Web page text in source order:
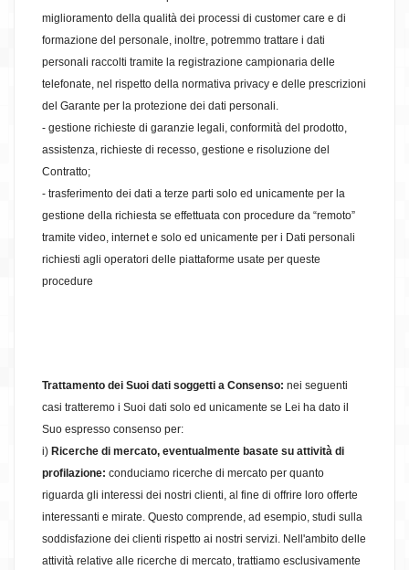
miglioramento della qualità dei processi di customer care e di
formazione del personale, inoltre, potremmo trattare i dati
personali raccolti tramite la registrazione campionaria delle
telefonate, nel rispetto della normativa privacy e delle prescrizioni
del Garante per la protezione dei dati personali.
- gestione richieste di garanzie legali, conformità del prodotto,
assistenza, richieste di recesso, gestione e risoluzione del
Contratto;
- trasferimento dei dati a terze parti solo ed unicamente per la
gestione della richiesta se effettuata con procedure da “remoto”
tramite video, internet e solo ed unicamente per i Dati personali
richiesti agli operatori delle piattaforme usate per queste
procedure
Trattamento dei Suoi dati soggetti a Consenso: nei seguenti
casi tratteremo i Suoi dati solo ed unicamente se Lei ha dato il
Suo espresso consenso per:
i) Ricerche di mercato, eventualmente basate su attività di
profilazione: conduciamo ricerche di mercato per quanto
riguarda gli interessi dei nostri clienti, al fine di offrire loro offerte
interessanti e mirate. Questo comprende, ad esempio, studi sulla
soddisfazione dei clienti rispetto ai nostri servizi. Nell'ambito delle
attività relative alle ricerche di mercato, trattiamo esclusivamente